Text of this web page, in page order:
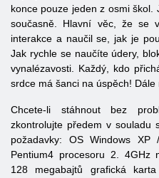
konce pouze jeden z osmi
současně. Hlavní věc, že ​​se
interakce a naučil se, jak je
Jak rychle se naučíte údery,
vynalézavosti. Každý, kdo
srdce má šanci na úspěch!
Chcete-li stáhnout bez
zkontrolujte předem v souladu
požadavky: OS Windows
Pentium4 procesoru 2. 4GHz
128 megabajtů grafická